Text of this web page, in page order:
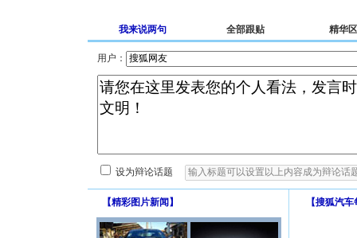
我来说两句 全部跟贴 精华区
用户：
设为辩论话题
【精彩图片新闻 】 【搜狐汽车